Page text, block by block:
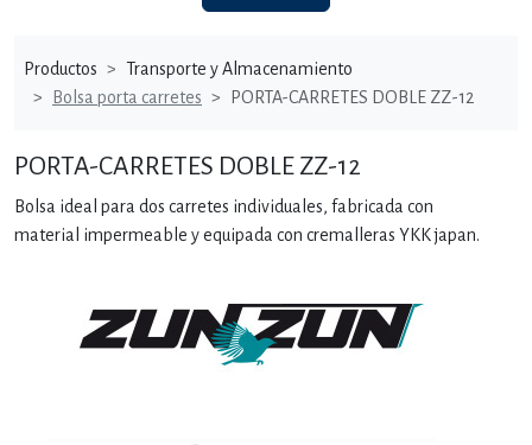
Productos
Transporte y Almacenamiento
Bolsa porta carretes
PORTA-CARRETES DOBLE ZZ-12
PORTA-CARRETES DOBLE ZZ-12
Bolsa ideal para dos carretes individuales, fabricada con
material impermeable y equipada con cremalleras YKK japan.